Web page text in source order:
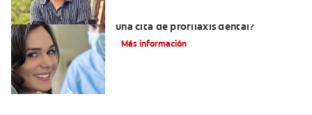
una cita de profilaxis dental?
Más información